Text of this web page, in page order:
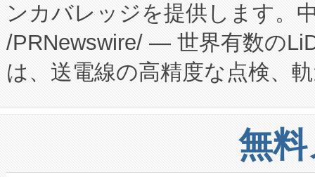
Fully-Connected Continuous
プログラムには、施設設計・
に関する技術移転および知的
構造化トレーニングカリキュ
上げおよび商用化段階におけ
設備整備および立ち上げ調整
ーエネルギー貯蔵システム（
た。 Voltaiq独自のAI搭載プラ
定、統合、導入、運用に至る
安全性を追跡し、確保する事
増加しているデータセンター
る電力網に大きな負担をかけ
ンカバレッジを提供します。
/PRNewswire/ — 世界有数の
は、送電線の高精度な点検、
や穀物倉庫におけるバルク材
リューション「Avia 2」を発
したAvia 2は、1,000メート
無